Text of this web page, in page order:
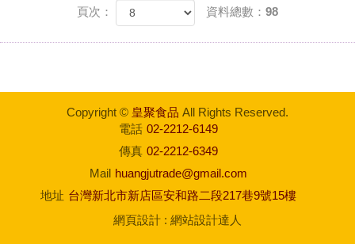
頁次： 資料總數：98
Copyright © 皇聚食品 All Rights Reserved.
電話 02-2212-6149
傳真 02-2212-6349
Mail huangjutrade@gmail.com
地址 台灣新北市新店區安和路二段217巷9號15樓
網頁設計 : 網站設計達人